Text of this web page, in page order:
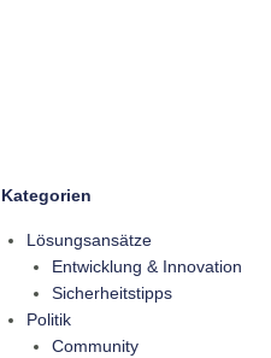
Kategorien
Lösungsansätze
Entwicklung & Innovation
Sicherheitstipps
Politik
Community